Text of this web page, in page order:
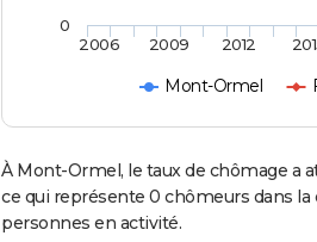
Mont-Ormel
2006 2009 2012
0
À Mont-Ormel, le taux de chômage a
ce qui représente 0 chômeurs dans
personnes en activité.